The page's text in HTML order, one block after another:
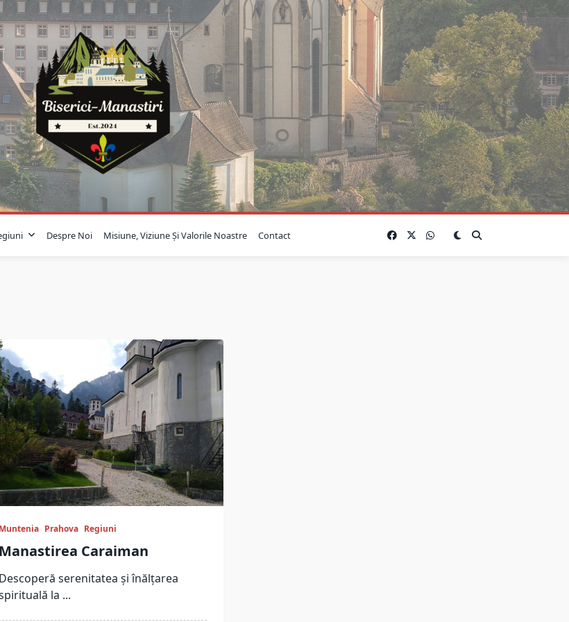
Despre Noi Misiune, Viziune Și Valorile Noastre Contact
Muntenia Prahova Regiuni
Manastirea Caraiman
Descoperă serenitatea și înălțarea
la ...